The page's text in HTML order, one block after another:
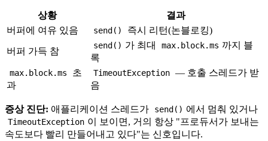
상황
결과
버퍼에 여유 있음
send() 즉시 리턴(논블로킹)
버퍼 가득 참
send() 가 최대 max.block.ms 까지 블
록
max.block.ms
초
과
TimeoutException — 호출 스레드가 받
음
증상 진단: 애플리케이션 스레드가 send() 에서 멈춰 있거나
TimeoutException 이 보이면, 거의 항상 "프로듀서가 보내는
속도보다 빨리 만들어내고 있다"는 신호입니다.